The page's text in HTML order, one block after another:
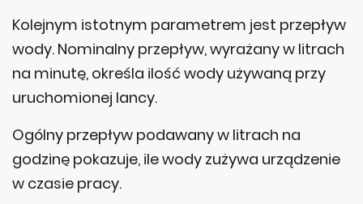
Kolejnym istotnym parametrem jest przepływ
wody. Nominalny przepływ, wyrażany w litrach
na minutę, określa ilość wody używaną przy
uruchomionej lancy.
Ogólny przepływ podawany w litrach na
godzinę pokazuje, ile wody zużywa urządzenie
w czasie pracy.